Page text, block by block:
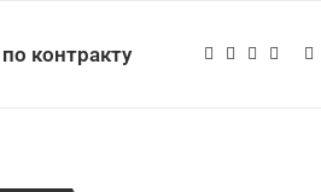
контракту